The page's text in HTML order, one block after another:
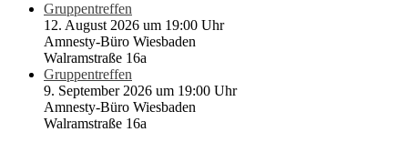
Gruppentreffen
12. August 2026 um 19:00 Uhr
Amnesty-Büro Wiesbaden
Walramstraße 16a
Gruppentreffen
9. September 2026 um 19:00 Uhr
Amnesty-Büro Wiesbaden
Walramstraße 16a